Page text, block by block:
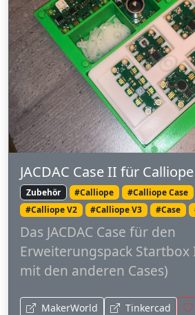
JACDAC Case II für
Zubehör #Calliope #Calliope Case
#Calliope V2
#Calliope V3 #Case
Das JACDAC Case für den
Erweiterungspack
mit den anderen Cases)
MakerWorld Tinkercad